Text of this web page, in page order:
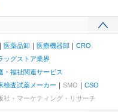
医薬品卸 医療機器卸
CRO
ッグストア業界
・福祉関連サービス
検査試薬メーカー SMO
CSO
社・マーケティング・リサーチ